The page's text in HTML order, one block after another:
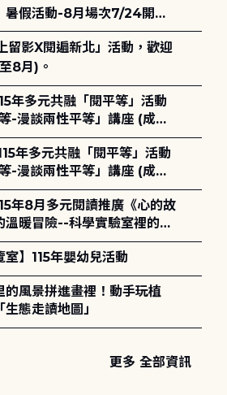
暑假活動-8月場次7/24開始
8月)。
年多元共融「閱平等」活動
-漫談兩性平等」講座 (成人
開始報名
年多元共融「閱平等」活動
-漫談兩性平等」講座 (成人
開始報名
年8月多元閱讀推廣《心的故
暖冒險--科學實驗室裡的放
室】115年嬰幼兒活動
的風景拼進畫裡！動手玩植
態走讀地圖」
更多 全部資訊